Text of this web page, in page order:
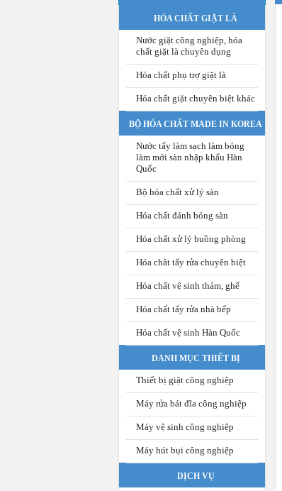
HÓA CHẤT GIẶT LÀ
Nước giặt công nghiệp, hóa
chất giặt là chuyên dụng
Hóa chất phụ trợ giặt là
Hóa chất giặt chuyên biệt khác
BỘ HÓA CHẤT MADE IN KOREA
Nước tẩy làm sạch làm bóng
làm mới sàn nhập khẩu Hàn
Quốc
Bộ hóa chất xử lý sàn
Hóa chất đánh bóng sàn
Hóa chất xử lý buồng phòng
Hóa chât tẩy rửa chuyên biệt
Hóa chất vệ sinh thảm, ghế
Hóa chất tẩy rửa nhà bếp
Hóa chất vệ sinh Hàn Quốc
DANH MỤC THIẾT BỊ
Thiết bị giặt công nghiệp
Máy rửa bát đĩa công nghiệp
Máy vệ sinh công nghiệp
Máy hút bụi công nghiệp
DỊCH VỤ